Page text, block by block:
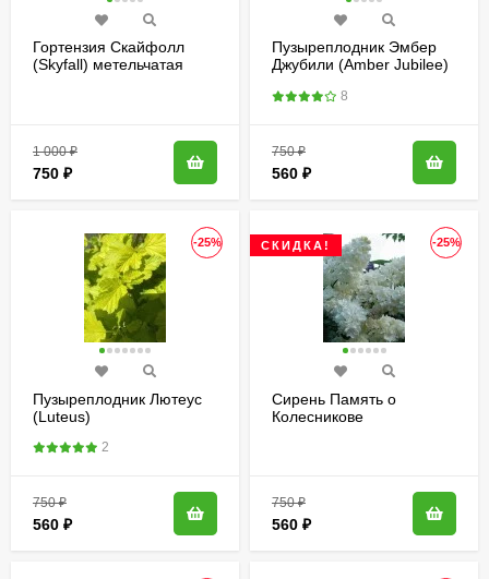
Гортензия Скайфолл
(Skyfall) метельчатая
1 000₽
750 ₽
Пузыреплодник Эмбер
Джубили (Amber Jubilee)
8
750₽
560 ₽
-25%
Пузыреплодник Лютеус
(Luteus)
2
750₽
560 ₽
-25%
СКИДКА!
Сирень Память о
Колесникове
750₽
560 ₽